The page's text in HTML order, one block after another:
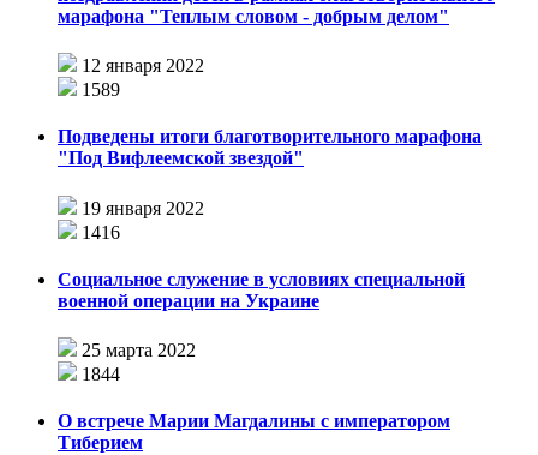
марафона "Теплым словом - добрым делом"
12 января 2022
1589
Подведены итоги благотворительного марафона
"Под Вифлеемской звездой"
19 января 2022
1416
Социальное служение в условиях специальной
военной операции на Украине
25 марта 2022
1844
О встрече Марии Магдалины с императором
Тиберием